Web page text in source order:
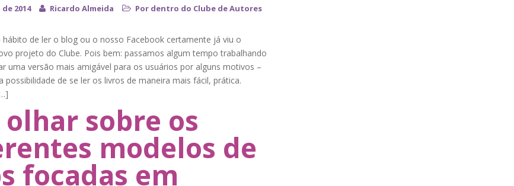
2014 Ricardo Almeida Por dentro do Clube de Autores
de ler o blog ou o nosso Facebook certamente já viu o
projeto do Clube. Pois bem: passamos algum tempo trabalhando
uma versão mais amigável para os usuários por alguns motivos –
possibilidade de se ler os livros de maneira mais fácil, prática.
olhar sobre os
modelos de
focadas em